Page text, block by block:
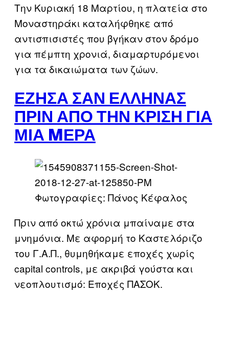
Την Κυριακή 18 Μαρτίου, η πλατεία στο
Μοναστηράκι καταλήφθηκε από
αντισπισιστές που βγήκαν στον δρόμο
για πέμπτη χρονιά, διαμαρτυρόμενοι
για τα δικαιώματα των ζώων.
ΈΖΗΣΑ ΣΑΝ ΈΛΛΗΝΑΣ
ΠΡΙΝ ΑΠΌ ΤΗΝ ΚΡΊΣΗ ΓΙΑ
ΜΙΑ MΈΡΑ
Φωτογραφίες: Πάνος Κέφαλος
Πριν από oκτώ χρόνια μπαίναμε στα
μνημόνια. Με αφορμή το Καστελόριζο
του Γ.Α.Π., θυμηθήκαμε εποχές χωρίς
capital controls, με ακριβά γούστα και
νεοπλουτισμό: Εποχές ΠΑΣΟΚ.